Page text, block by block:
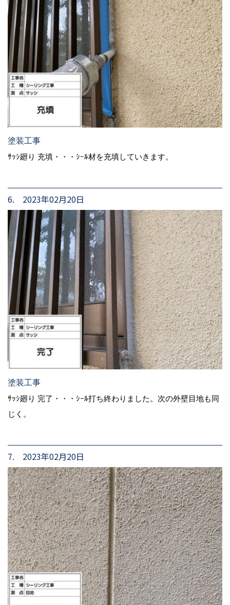
塗装工事
ｻｯｼ廻り 充填・・・ｼｰﾙ材を充填していきます。
6. 2023年02月20日
塗装工事
ｻｯｼ廻り 完了・・・ｼｰﾙ打ち終わりました。次の外壁目地も同
じく。
7. 2023年02月20日